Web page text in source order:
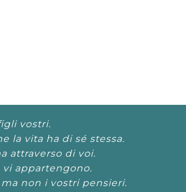
vostri.
la vita ha di sé stessa.
attraverso di voi.
vi appartengono.
non i vostri pensieri.